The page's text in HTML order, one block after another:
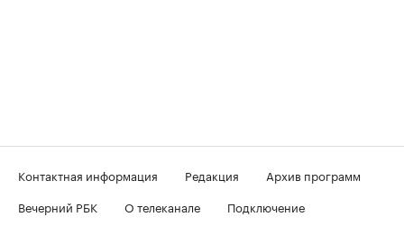
Контактная информация Редакция
Архив программ
Вечерний РБК
О телеканале
Подключение